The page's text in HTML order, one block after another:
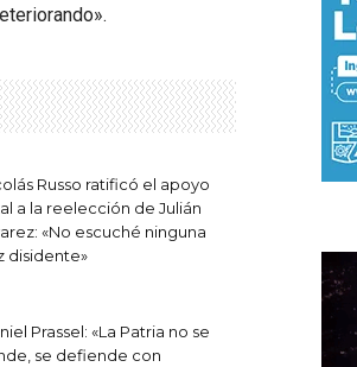
Russo ratificó el apoyo
a la reelección de Julián
«No escuché ninguna
disidente»
Prassel: «La Patria no se
se defiende con